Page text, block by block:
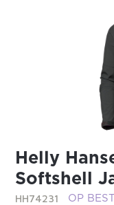
Helly
Softshell
HH74231 OP